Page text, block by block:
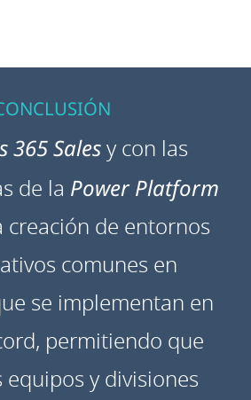
365 Salesy con las
de la Power Platform
creación de entornos
comunes en
se implementan en
permitiendo que
y divisiones